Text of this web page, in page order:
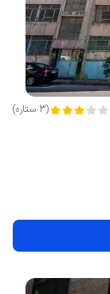
(
3 ستاره)